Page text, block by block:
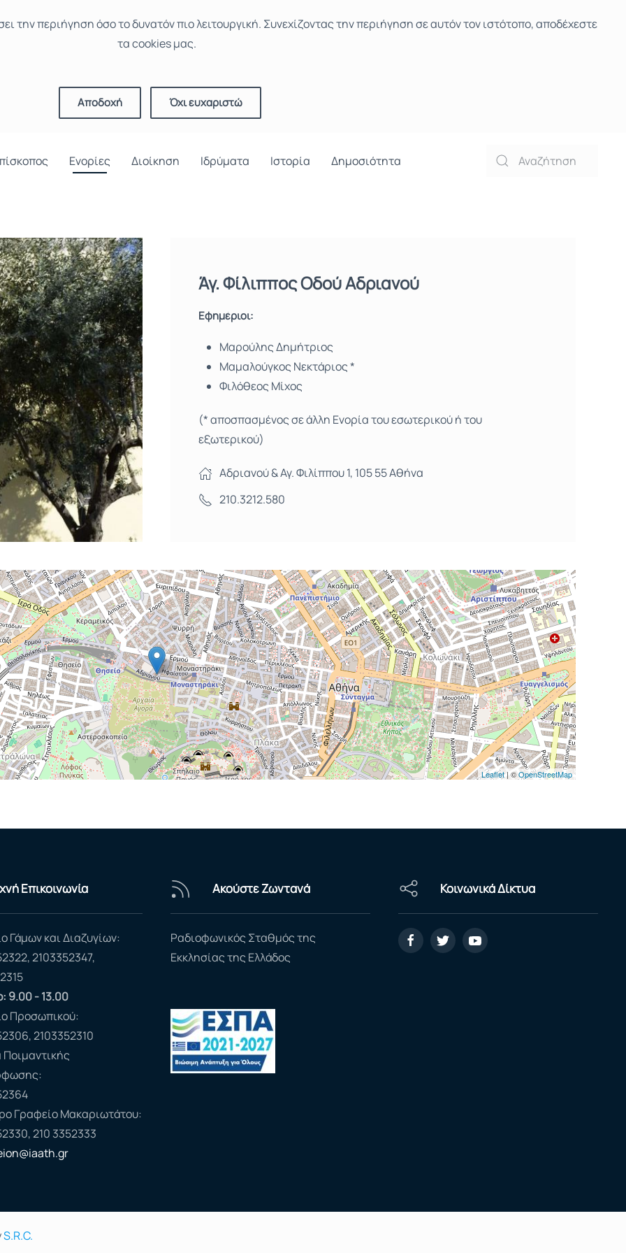
την περιήγηση όσο το δυνατόν πιο λειτουργική. Συνεχίζοντας την περιήγηση σε αυτόν τον ιστότοπο, αποδέχεστε
τα cookies μας.
Αποδοχή Όχι ευχαριστώ
Ενορίες Διοίκηση Ιδρύματα Ιστορία Δημοσιότητα
Άγ. Φίλιππος Οδού Αδριανού
Εφημέριοι:
Μαρούλης Δημήτριος
Μαμαλούγκος Νεκτάριος *
Φιλόθεος Μίχος
(* αποσπασμένος σε άλλη Ενορία του εσωτερικού ή του
εξωτερικού)
Αδριανού & Αγ. Φιλίππου 1, 105 55 Αθήνα
210.3212.580
Leaflet| ©OpenStreetMap
Επικοινωνία
Γάμων και Διαζυγίων:
2103352347,
9.00 - 13.00
Προσωπικού:
2103352310
Γραφείο Μακαριωτάτου:
210 3352333
Ακούστε Ζωντανά
Ραδιοφωνικός Σταθμός της
Εκκλησίας της Ελλάδος
Κοινωνικά Δίκτυα
S.R.C.